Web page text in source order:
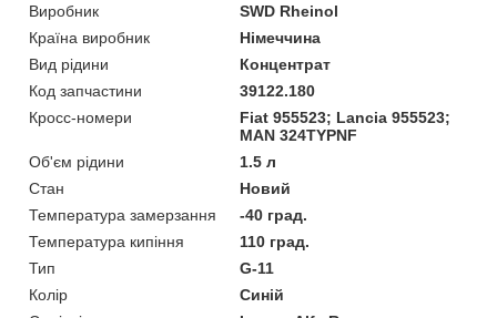
Виробник
SWD Rheinol
Країна виробник
Німеччина
Вид рідини
Концентрат
Код запчастини
39122.180
Кросс-номери
Fiat 955523; Lancia 955523;
MAN 324TYPNF
Об'єм рідини
1.5 л
Стан
Новий
Температура замерзання
-40 град.
Температура кипіння
110 град.
Тип
G-11
Колір
Синій